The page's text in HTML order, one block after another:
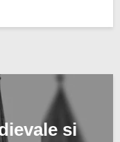
si